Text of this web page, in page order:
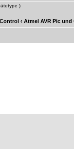
)
‹ Atmel AVR Pic und